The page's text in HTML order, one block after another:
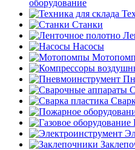
оборудование
Станки
Насосы